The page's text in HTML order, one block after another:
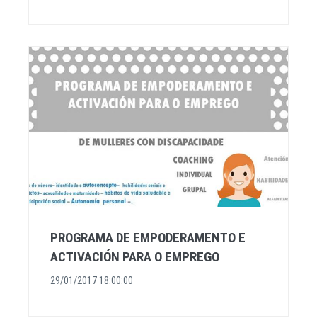
PROGRAMA DE EMPODERAMENTO E
ACTIVACIÓN PARA O EMPREGO
29/01/2017 18:00:00